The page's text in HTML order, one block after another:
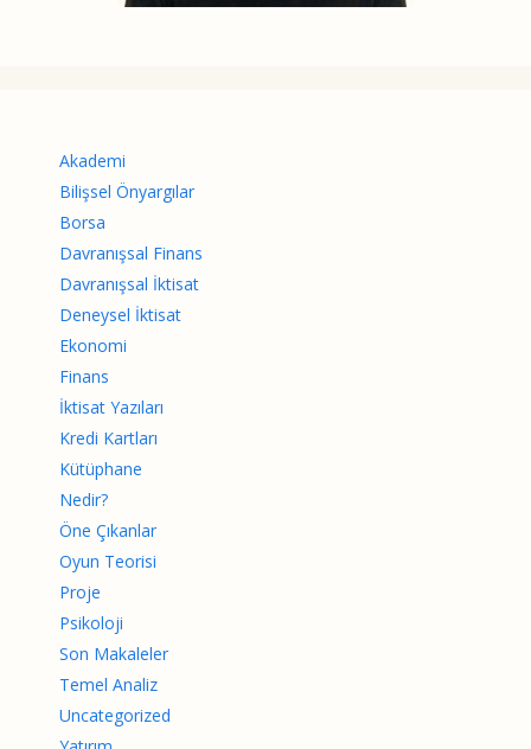
Akademi
Bilişsel Önyargılar
Borsa
Davranışsal Finans
Davranışsal İktisat
Deneysel İktisat
Ekonomi
Finans
İktisat Yazıları
Kredi Kartları
Kütüphane
Nedir?
Öne Çıkanlar
Oyun Teorisi
Proje
Psikoloji
Son Makaleler
Temel Analiz
Uncategorized